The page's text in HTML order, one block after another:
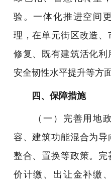
验。一体化推进空间
理，在单元街区改造、
修复、既有建筑活化利
安全韧性水平提升等方
四、保障措施
（一）完善用地政
容、建筑功能混合为导
整合、置换等政策。
价计缴、出让金补缴